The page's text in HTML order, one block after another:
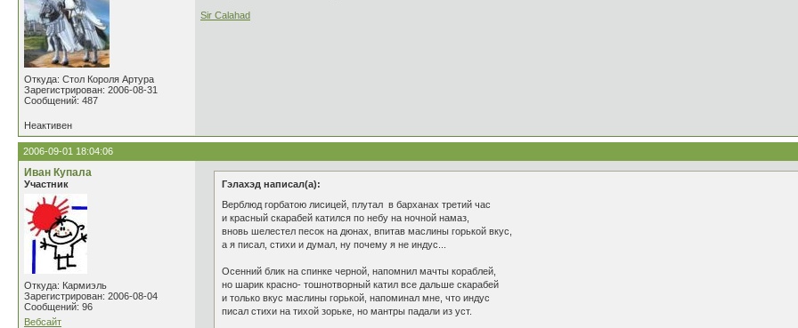
Откуда: Стол Короля Артура
Зарегистрирован: 2006-08-31
Сообщений: 487
Sir Calahad
Неактивен
2006-09-01 18:04:06
Иван Купала
Участник
Откуда: Кармиэль
Зарегистрирован: 2006-08-04
Сообщений: 96
Вебсайт
Гэлахэд написал(а):
Верблюд горбатою лисицей, плутал в барханах третий час
и красный скарабей катился по небу на ночной намаз,
вновь шелестел песок на дюнах, впитав маслины горькой вкус,
а я писал, стихи и думал, ну почему я не индус...
Осенний блик на спинке черной, напомнил мачты кораблей,
но шарик красно- тошнотворный катил все дальше скарабей
и только вкус маслины горькой, напоминал мне, что индус
писал стихи на тихой зорьке, но мантры падали из уст.